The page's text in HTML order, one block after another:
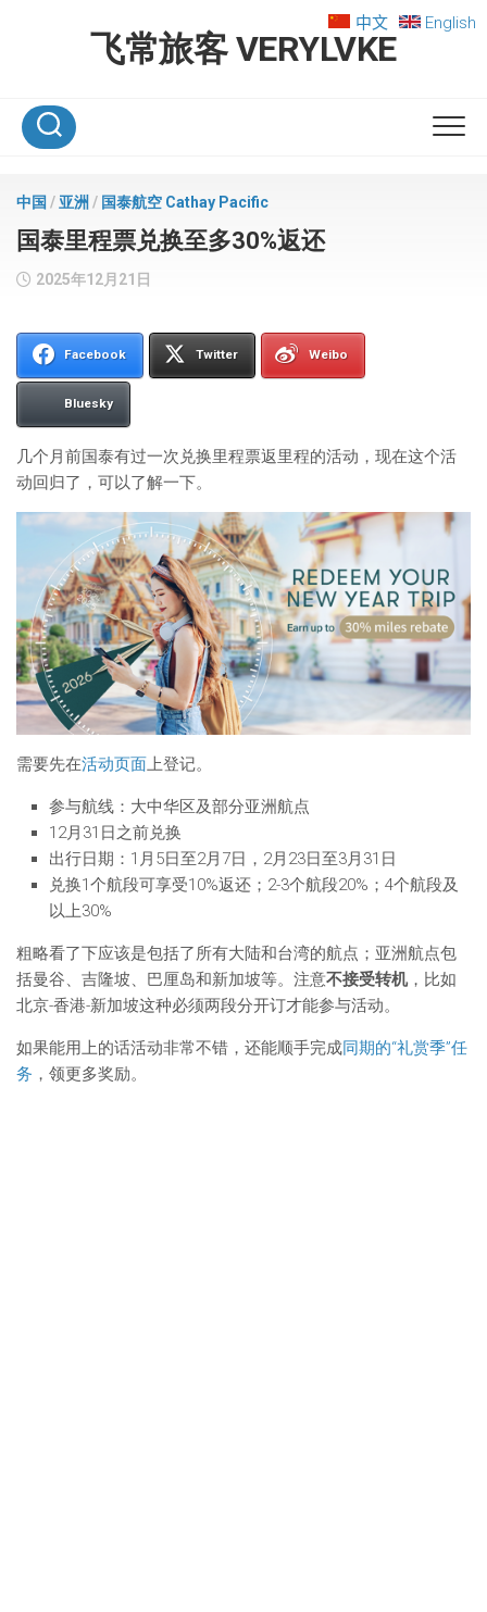
飞常旅客 VERYLVKE
中文 English
中国 / 亚洲 / 国泰航空 Cathay Pacific
国泰里程票兑换至多30%返还
2025年12月21日
Facebook Twitter Weibo
Bluesky
几个月前国泰有过一次兑换里程票返里程的活动，现在这个活
动回归了，可以了解一下。
需要先在活动页面上登记。
参与航线：大中华区及部分亚洲航点
12月31日之前兑换
出行日期：1月5日至2月7日，2月23日至3月31日
兑换1个航段可享受10%返还；2-3个航段20%；4个航段及
以上30%
粗略看了下应该是包括了所有大陆和台湾的航点；亚洲航点包
括曼谷、吉隆坡、巴厘岛和新加坡等。注意不接受转机，比如
北京-香港-新加坡这种必须两段分开订才能参与活动。
如果能用上的话活动非常不错，还能顺手完成同期的“礼赏季”任
务 ，领更多奖励。